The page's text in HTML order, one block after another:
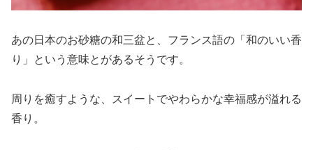
あの日本のお砂糖の和三盆と、フランス語の「和のいい香
り」という意味とがあるそうです。
周りを癒すような、スイートでやわらかな幸福感が溢れる
香り。